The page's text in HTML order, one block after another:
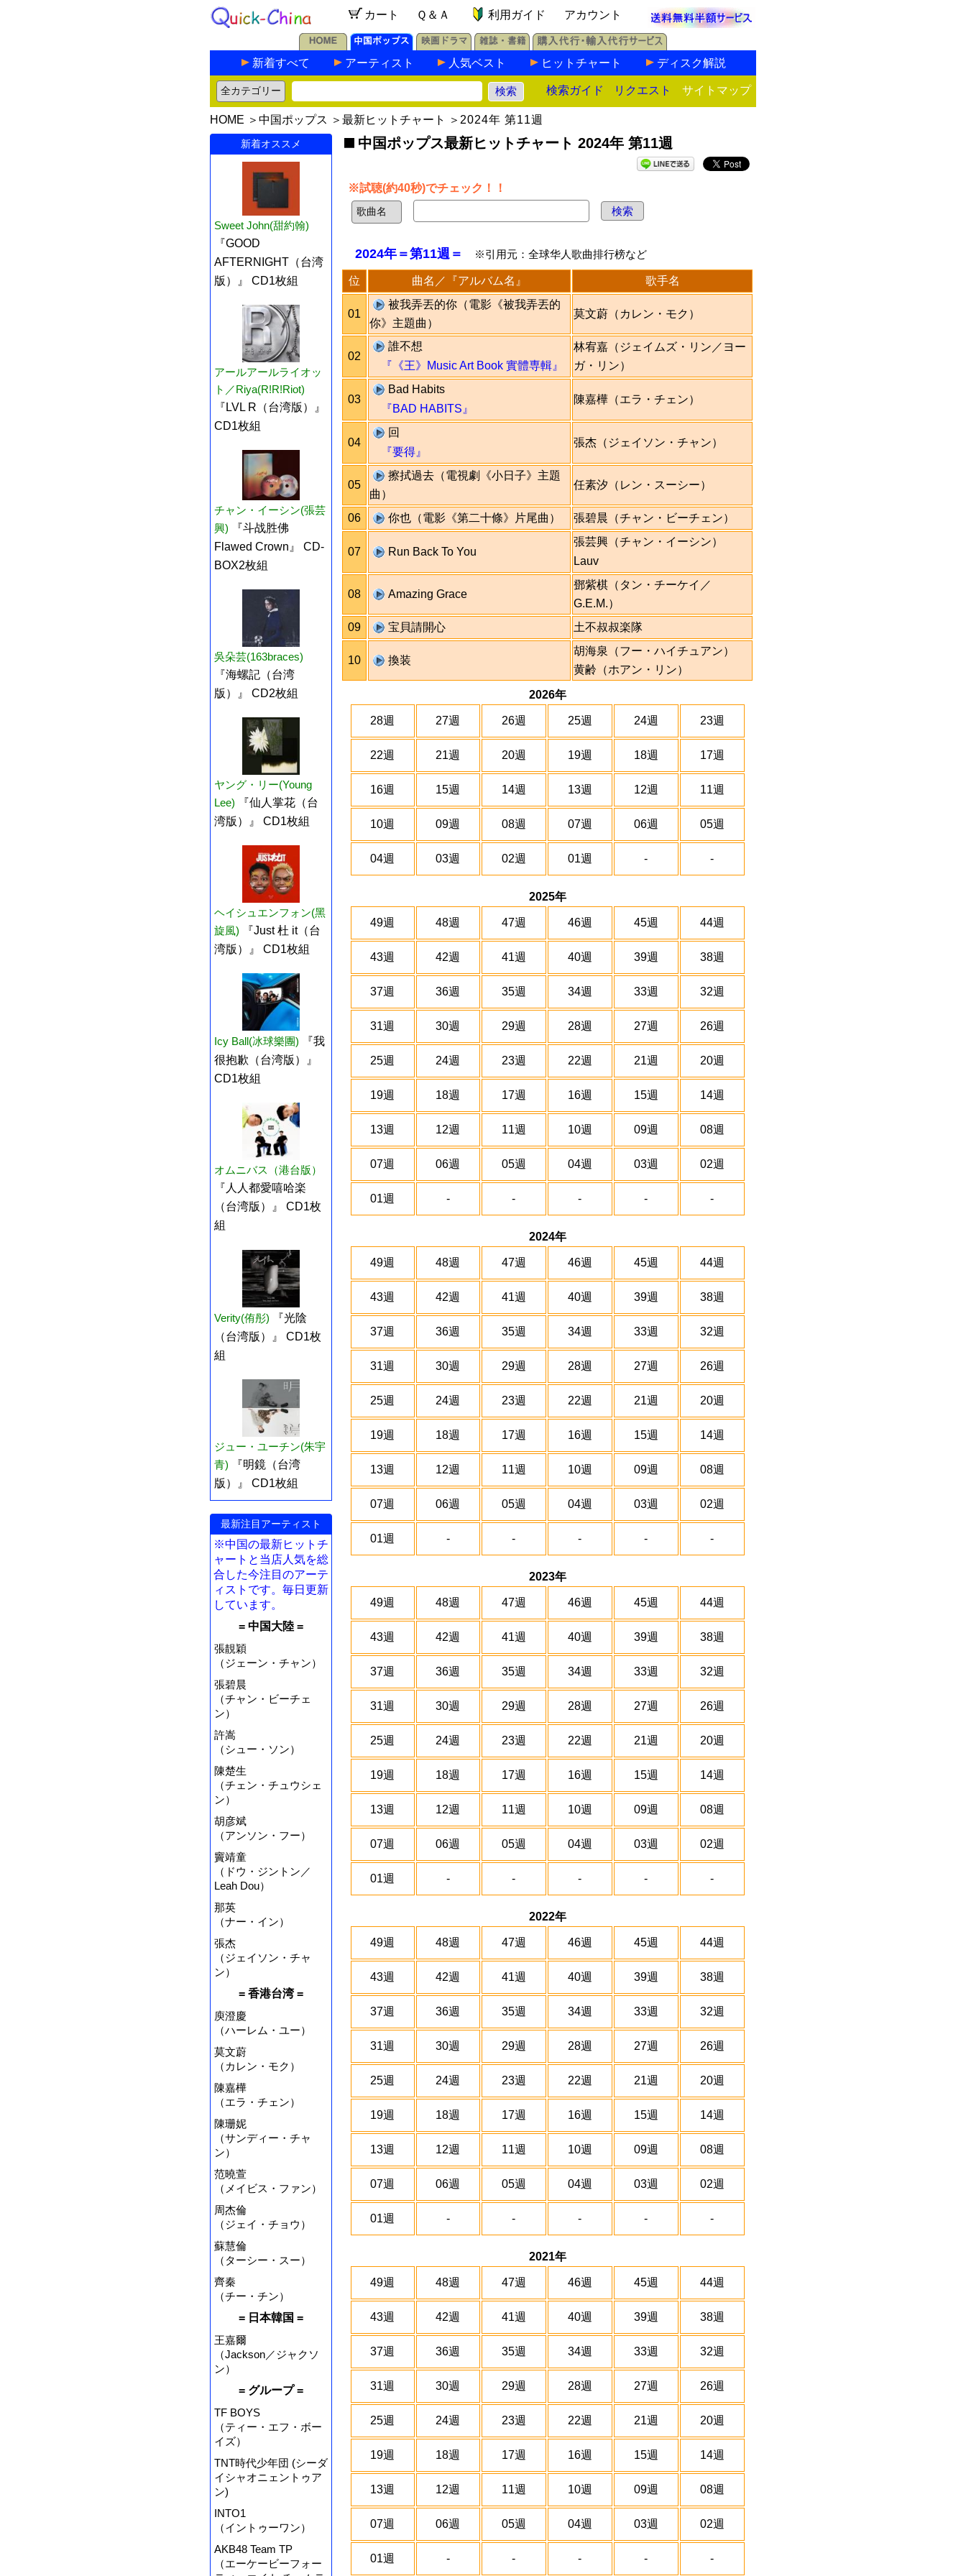
カート Ｑ＆Ａ 利用ガイド アカウント
新着すべて アーティスト 人気ベスト ヒットチャート ディスク解説
検索ガイド リクエスト サイトマップ
HOME ＞ 中国ポップス ＞ 最新ヒットチャート ＞ 2024年 第11週
新着オススメ
Sweet John(甜約翰)
『GOOD
AFTERNIGHT（台湾
版）』 CD1枚組
アールアールライオッ
ト／Riya(R!R!Riot)
『LVL R（台湾版）』
CD1枚組
チャン・イーシン(張芸
興)
『斗战胜佛
Flawed Crown』 CD-
BOX2枚組
吳朵芸(163braces)
『海螺記（台湾
版）』 CD2枚組
ヤング・リー(Young
Lee)
『仙人掌花（台
湾版）』 CD1枚組
ヘイシュエンフォン(黑
旋風)
『Just 杜 it（台
湾版）』 CD1枚組
Icy Ball(冰球樂團)
『我
很抱歉（台湾版）』
CD1枚組
オムニバス（港台版）
『人人都愛嘻哈楽
（台湾版）』 CD1枚
組
Verity(侑彤)
『光陰
（台湾版）』 CD1枚
組
ジュー・ユーチン(朱宇
青)
『明鏡（台湾
版）』 CD1枚組
最新注目アーティスト
※中国の最新ヒットチ
ャートと当店人気を総
合した今注目のアーテ
ィストです。毎日更新
しています。
= 中国大陸 =
張靚穎
（ジェーン・チャン）
張碧晨
（チャン・ビーチェ
ン）
許嵩
（シュー・ソン）
陳楚生
（チェン・チュウシェ
ン）
胡彦斌
（アンソン・フー）
竇靖童
（ドウ・ジントン／
Leah Dou）
那英
（ナー・イン）
張杰
（ジェイソン・チャ
ン）
= 香港台湾 =
庾澄慶
（ハーレム・ユー）
莫文蔚
（カレン・モク）
陳嘉樺
（エラ・チェン）
陳珊妮
（サンディー・チャ
ン）
范曉萱
（メイビス・ファン）
周杰倫
（ジェイ・チョウ）
蘇慧倫
（ターシー・スー）
齊秦
（チー・チン）
= 日本韓国 =
王嘉爾
（Jackson／ジャクソ
ン）
= グループ =
TF BOYS
（ティー・エフ・ボー
イズ）
TNT時代少年団 (シーダ
イシャオニェントゥア
ン)
INTO1
（イントゥーワン）
AKB48 Team TP
（エーケービーフォー
中国ポップス最新ヒットチャート 2024年 第11週
※試聴(約40秒)でチェック！！
2024年＝第11週＝ ※引用元：全球华人歌曲排行榜など
位 曲名／『アルバム名』 歌手名
01
被我弄丟的你（電影《被我弄丟的
你》主題曲）
莫文蔚（カレン・モク）
02
誰不想
『《王》Music Art Book 實體専輯』
林宥嘉（ジェイムズ・リン／ヨー
ガ・リン）
03
Bad Habits
『BAD HABITS』
陳嘉樺（エラ・チェン）
04
回
『要得』
張杰（ジェイソン・チャン）
05
擦拭過去（電視劇《小日子》主題
曲）
任素汐（レン・スーシー）
06 你也（電影《第二十條》片尾曲） 張碧晨（チャン・ビーチェン）
07 Run Back To You
張芸興（チャン・イーシン）
Lauv
08 Amazing Grace
鄧紫棋（タン・チーケイ／
G.E.M.）
09
宝貝請開心 土不叔叔楽隊
10 換装
胡海泉（フー・ハイチュアン）
黄齢（ホアン・リン）
2026年
28週 27週 26週 25週 24週 23週
22週 21週 20週 19週 18週 17週
16週 15週 14週 13週 12週 11週
10週 09週 08週 07週 06週 05週
04週 03週 02週 01週 - -
2025年
49週 48週 47週 46週 45週 44週
43週 42週 41週 40週 39週 38週
37週 36週 35週 34週 33週 32週
31週 30週 29週 28週 27週 26週
25週 24週 23週 22週 21週 20週
19週 18週 17週 16週 15週 14週
13週 12週 11週 10週 09週 08週
07週 06週 05週 04週 03週 02週
01週 - - - - -
2024年
49週 48週 47週 46週 45週 44週
43週 42週 41週 40週 39週 38週
37週 36週 35週 34週 33週 32週
31週 30週 29週 28週 27週 26週
25週 24週 23週 22週 21週 20週
19週 18週 17週 16週 15週 14週
13週 12週 11週 10週 09週 08週
07週 06週 05週 04週 03週 02週
01週 - - - - -
2023年
49週 48週 47週 46週 45週 44週
43週 42週 41週 40週 39週 38週
37週 36週 35週 34週 33週 32週
31週 30週 29週 28週 27週 26週
25週 24週 23週 22週 21週 20週
19週 18週 17週 16週 15週 14週
13週 12週 11週 10週 09週 08週
07週 06週 05週 04週 03週 02週
01週 - - - - -
2022年
49週 48週 47週 46週 45週 44週
43週 42週 41週 40週 39週 38週
37週 36週 35週 34週 33週 32週
31週 30週 29週 28週 27週 26週
25週 24週 23週 22週 21週 20週
19週 18週 17週 16週 15週 14週
13週 12週 11週 10週 09週 08週
07週 06週 05週 04週 03週 02週
01週 - - - - -
2021年
49週 48週 47週 46週 45週 44週
43週 42週 41週 40週 39週 38週
37週 36週 35週 34週 33週 32週
31週 30週 29週 28週 27週 26週
25週 24週 23週 22週 21週 20週
19週 18週 17週 16週 15週 14週
13週 12週 11週 10週 09週 08週
07週 06週 05週 04週 03週 02週
01週 - - - - -